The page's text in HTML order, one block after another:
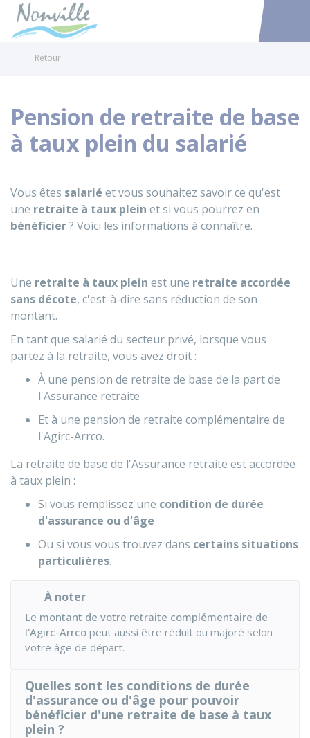
Accéder
Retour
Pension de retraite de base
à taux plein du salarié
Vous êtes salarié et vous souhaitez savoir ce qu'est
une retraite à taux plein et si vous pourrez en
bénéficier? Voici les informations à connaître.
Une retraite à taux plein est une retraite accordée
sans décote, c'est-à-dire sans réduction de son
montant.
En tant que salarié du secteur privé, lorsque vous
partez à la retraite, vous avez droit :
À une pension de retraite de base de la part de
l'Assurance retraite
Et à une pension de retraite complémentaire de
l'Agirc-Arrco.
La retraite de base de l'Assurance retraite est accordée
à taux plein :
Si vous remplissez une condition de durée
d'assurance ou d'âge
Ou si vous vous trouvez dans certains situations
particulières.
À noter
Le montant de votre retraite complémentaire de
l'Agirc-Arrco peut aussi être réduit ou majoré selon
votre âge de départ.
Quelles sont les conditions de durée
d'assurance ou d'âge pour pouvoir
bénéficier d'une retraite de base à taux
plein ?